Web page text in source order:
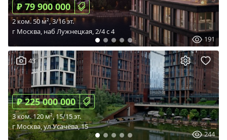
191
₽ 79 900 000
2 ком. 50 м², 3/16 эт.
г Москва, наб Лужнецкая, 2/4 c 4
43
244
₽ 225 000 000
3 ком. 120 м², 15/15 эт.
г Москва, ул Усачёва, 15